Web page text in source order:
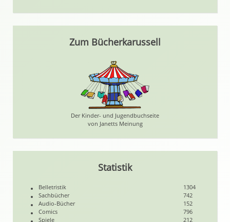
Zum Bücherkarussell
Der Kinder- und Jugendbuchseite
von Janetts Meinung
Statistik
Belletristik
1304
Sachbücher
742
Audio-Bücher
152
Comics
796
Spiele
212